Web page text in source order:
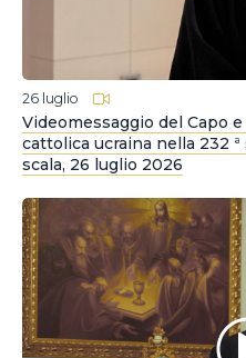
26 luglio
Videomessaggio del Capo
cattolica ucraina nella 232
scala, 26 luglio 2026